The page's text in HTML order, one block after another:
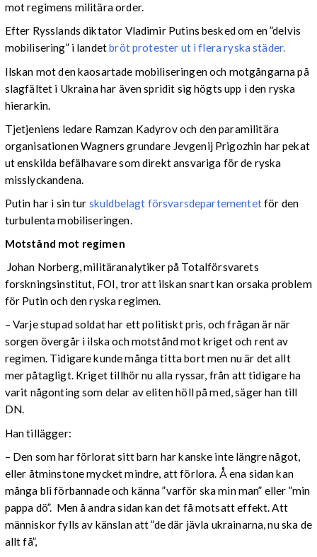
mot regimens militära order.
Efter Rysslands diktator Vladimir Putins besked om en ”delvis
mobilisering” i landetbröt protester ut i flera ryska städer.
Ilskan mot den kaosartade mobiliseringen och motgångarna på
slagfältet i Ukraina har även spridit sig högts upp i den ryska
hierarkin.
Tjetjeniens ledare Ramzan Kadyrov och den paramilitära
organisationen Wagners grundare Jevgenij Prigozhin har pekat
ut enskilda befälhavare som direkt ansvariga för de ryska
misslyckandena.
Putin har i sin tur skuldbelagt försvarsdepartementetför den
turbulenta mobiliseringen.
Motstånd mot regimen
Johan Norberg, militäranalytiker på Totalförsvarets
forskningsinstitut, FOI, tror att ilskan snart kan orsaka problem
för Putin och den ryska regimen.
– Varje stupad soldat har ett politiskt pris, och frågan är när
sorgen övergår i ilska och motstånd mot kriget och rent av
regimen. Tidigare kunde många titta bort men nu är det allt
mer påtagligt. Kriget tillhör nu alla ryssar, från att tidigare ha
varit någonting som delar av eliten höll på med, säger han till
DN.
Han tillägger:
– Den som har förlorat sitt barn har kanske inte längre något,
eller åtminstone mycket mindre, att förlora. Å ena sidan kan
många bli förbannade och känna ”varför ska min man” eller ”min
pappa dö”. Men å andra sidan kan det få motsatt effekt. Att
människor fylls av känslan att ”de där jävla ukrainarna, nu ska de
allt få”,